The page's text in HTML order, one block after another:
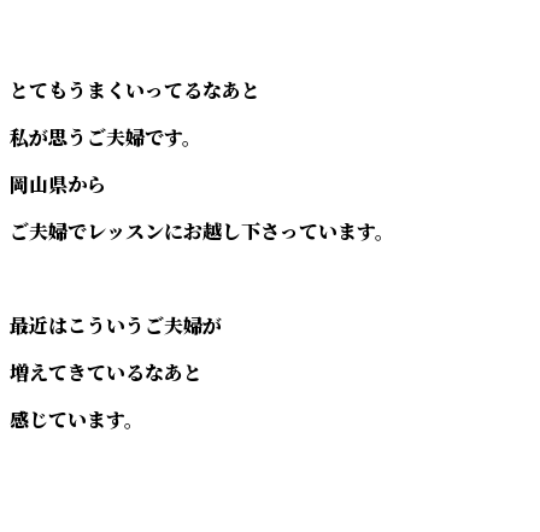
とてもうまくいってるなあと
私が思うご夫婦です。
岡山県から
ご夫婦でレッスンにお越し下さっています。
最近はこういうご夫婦が
増えてきているなあと
感じています。